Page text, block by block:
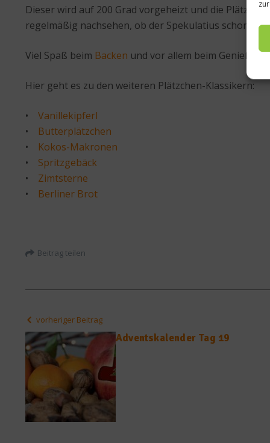
Dieser wird auf 200 Grad vorgeheizt und die
regelmäßig nachsehen, ob der Spekulatius schon
Viel Spaß beim Backen und vor allem beim Genießen
Hier geht es zu den weiteren Plätzchen-Klassikern:
• Vanillekipferl
• Butterplätzchen
• Kokos-Makronen
• Spritzgebäck
• Zimtsterne
• Berliner Brot
Beitrag teilen
vorheriger Beitrag
Adventskalender Tag 19